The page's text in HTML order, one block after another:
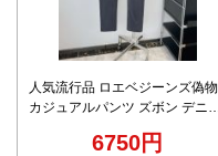
人気流行品 ロエベジーンズ偽物
カジュアルパンツ ズボン デニム
6750円